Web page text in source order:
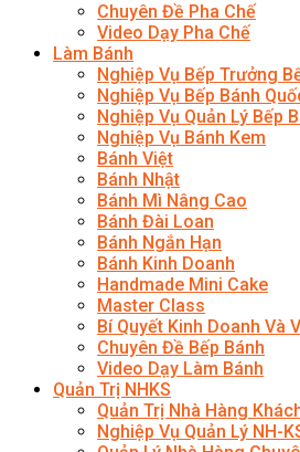
Chuyên Đề Pha Chế
Video Dạy Pha Chế
Làm Bánh
Nghiệp Vụ Bếp Trưởng
Nghiệp Vụ Bếp Bánh
Nghiệp Vụ Quản Lý Bếp
Nghiệp Vụ Bánh Kem
Bánh Việt
Bánh Nhật
Bánh Mì Nâng Cao
Bánh Đài Loan
Bánh Ngắn Hạn
Bánh Kinh Doanh
Handmade Mini Cake
Master Class
Bí Quyết Kinh Doanh Và
Chuyên Đề Bếp Bánh
Video Dạy Làm Bánh
Quản Trị NHKS
Quản Trị Nhà Hàng
Nghiệp Vụ Quản Lý NH-